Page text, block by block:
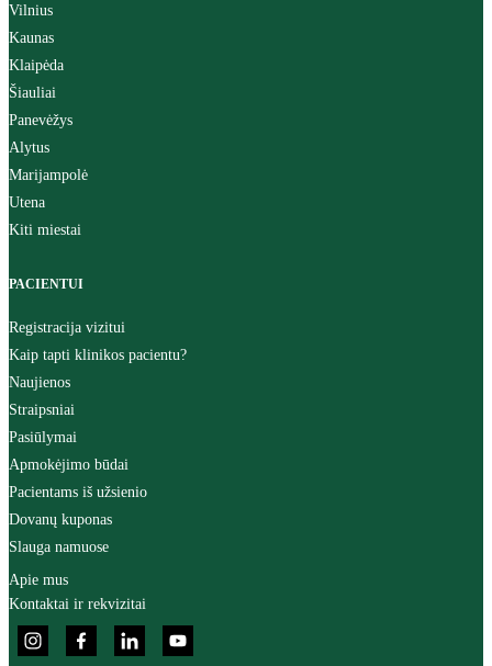
Vilnius
Kaunas
Klaipėda
Šiauliai
Panevėžys
Alytus
Marijampolė
Utena
Kiti miestai
PACIENTUI
Registracija vizitui
Kaip tapti klinikos pacientu?
Naujienos
Straipsniai
Pasiūlymai
Apmokėjimo būdai
Pacientams iš užsienio
Dovanų kuponas
Slauga namuose
Apie mus
Kontaktai ir rekvizitai